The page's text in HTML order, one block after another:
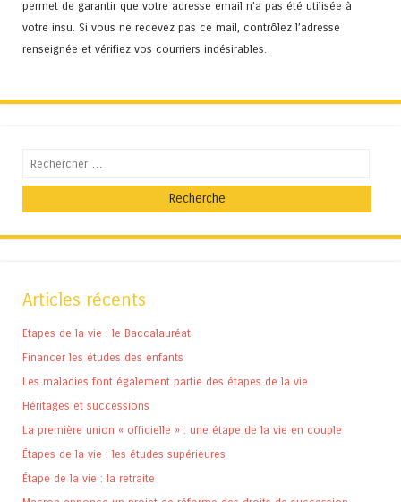
permet de garantir que votre adresse email n’a pas été utilisée à
votre insu. Si vous ne recevez pas ce mail, contrôlez l’adresse
renseignée et vérifiez vos courriers indésirables.
Recherche
Articles récents
Etapes de la vie : le Baccalauréat
Financer les études des enfants
Les maladies font également partie des étapes de la vie
Héritages et successions
La première union « officielle » : une étape de la vie en couple
Étapes de la vie : les études supérieures
Étape de la vie : la retraite